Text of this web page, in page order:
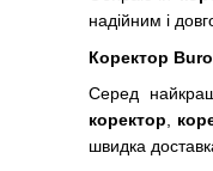
надійним і
Коректор
Серед
коректор
швидка